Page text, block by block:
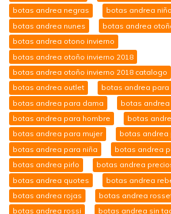
botas andrea negras
botas andrea niña
botas andrea nunes
botas andrea
botas andrea otono invierno
botas andrea otoño invierno 2018
botas andrea otoño invierno 2018 catalogo
botas andrea outlet
botas andrea para
botas andrea para dama
botas
botas andrea para hombre
botas
botas andrea para mujer
botas andrea
botas andrea para niña
botas andrea
botas andrea pirlo
botas andrea
botas andrea quotes
botas andrea
botas andrea rojas
botas andrea
botas andrea rossi
botas andrea sin